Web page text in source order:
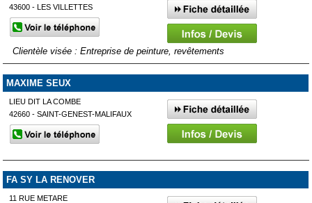
43600 - LES VILLETTES
Clientèle visée : Entreprise de peinture, revêtements
MAXIME SEUX
LIEU DIT LA COMBE
42660 - SAINT-GENEST-MALIFAUX
FA SY LA RENOVER
11 RUE METARE